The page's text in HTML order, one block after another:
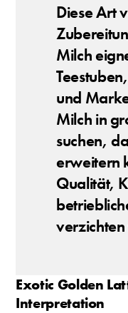
Diese Art
Milch
und
Milch in
suchen,
erweitern
Qualität,
verzichten
Exotic Golden
Interpretation